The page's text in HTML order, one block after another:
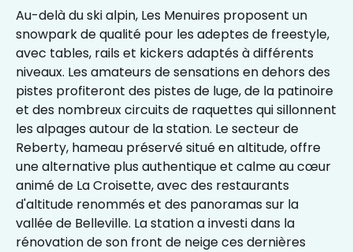
Au-delà du ski alpin, Les Menuires proposent un
snowpark de qualité pour les adeptes de freestyle,
avec tables, rails et kickers adaptés à différents
niveaux. Les amateurs de sensations en dehors des
pistes profiteront des pistes de luge, de la patinoire
et des nombreux circuits de raquettes qui sillonnent
les alpages autour de la station. Le secteur de
Reberty, hameau préservé situé en altitude, offre
une alternative plus authentique et calme au cœur
animé de La Croisette, avec des restaurants
d'altitude renommés et des panoramas sur la
vallée de Belleville. La station a investi dans la
rénovation de son front de neige ces dernières